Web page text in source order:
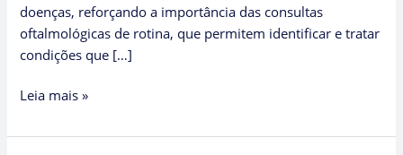
doenças, reforçando a importância das consultas
oftalmológicas de rotina, que permitem identificar e tratar
condições que […]
Leia mais »